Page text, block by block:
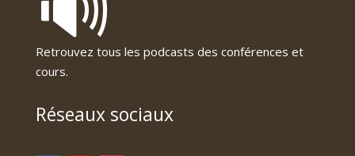
Retrouvez tous les podcasts des conférences et
cours.
Réseaux sociaux